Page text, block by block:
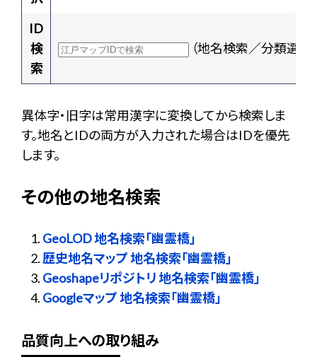
ID
検
索
（地名検索／分類選択
異体字・旧字は常用漢字に変換してから検索しま
す。地名とIDの両方が入力された場合はIDを優先
します。
その他の地名検索
GeoLOD 地名検索「幽霊橋」
歴史地名マップ 地名検索「幽霊橋」
Geoshapeリポジトリ 地名検索「幽霊橋」
Googleマップ 地名検索「幽霊橋」
品質向上への取り組み